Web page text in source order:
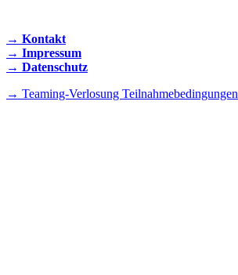
→ Kontakt
→ Impressum
→ Datenschutz
→ Teaming-Verlosung Teilnahmebedingungen